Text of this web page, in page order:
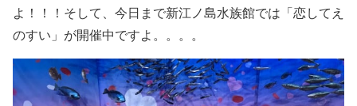
よ！！！そして、今日まで新江ノ島水族館では「恋してえ
のすい」が開催中ですよ。。。。